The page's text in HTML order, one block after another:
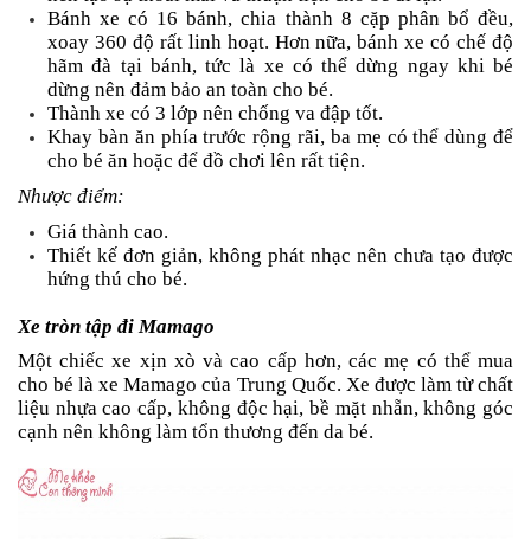
Bánh xe có 16 bánh, chia thành 8 cặp phân bổ đều,
xoay 360 độ rất linh hoạt. Hơn nữa, bánh xe có chế độ
hãm đà tại bánh, tức là xe có thể dừng ngay khi bé
dừng nên đảm bảo an toàn cho bé.
Thành xe có 3 lớp nên chống va đập tốt.
Khay bàn ăn phía trước rộng rãi, ba mẹ có thể dùng để
cho bé ăn hoặc để đồ chơi lên rất tiện.
Nhược điểm:
Giá thành cao.
Thiết kế đơn giản, không phát nhạc nên chưa tạo được
hứng thú cho bé.
Xe tròn tập đi Mamago
Một chiếc xe xịn xò và cao cấp hơn, các mẹ có thể mua
cho bé là xe Mamago của Trung Quốc. Xe được làm từ chất
liệu nhựa cao cấp, không độc hại, bề mặt nhẵn, không góc
cạnh nên không làm tổn thương đến da bé.